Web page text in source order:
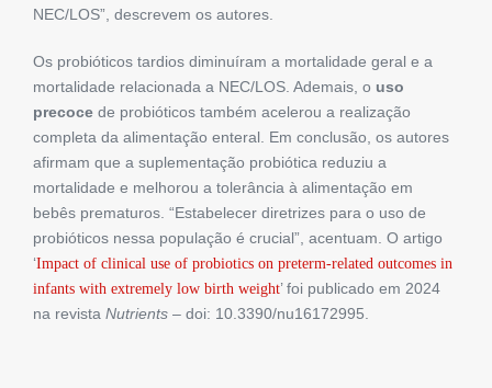
NEC/LOS”, descrevem os autores.
Os probióticos tardios diminuíram a mortalidade geral e a
mortalidade relacionada a NEC/LOS. Ademais, o uso
precoce de probióticos também acelerou a realização
completa da alimentação enteral. Em conclusão, os autores
afirmam que a suplementação probiótica reduziu a
mortalidade e melhorou a tolerância à alimentação em
bebês prematuros. “Estabelecer diretrizes para o uso de
probióticos nessa população é crucial”, acentuam. O artigo
‘Impact of clinical use of probiotics on preterm-related outcomes in
infants with extremely low birth weight’ foi publicado em 2024
na revista Nutrients – doi: 10.3390/nu16172995.